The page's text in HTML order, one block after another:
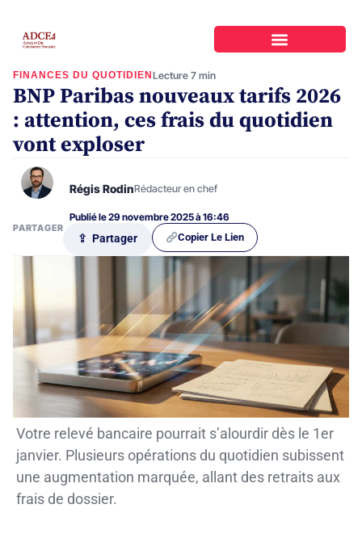
FINANCES DU QUOTIDIENLecture 7 min
BNP Paribas nouveaux tarifs 2026
: attention, ces frais du quotidien
vont exploser
Régis RodinRédacteur en chef
Publié le 29 novembre 2025 à 16:46
PARTAGER
⇪ Partager Copier Le Lien
Votre relevé bancaire pourrait s’alourdir dès le 1er
janvier. Plusieurs opérations du quotidien subissent
une augmentation marquée, allant des retraits aux
frais de dossier.